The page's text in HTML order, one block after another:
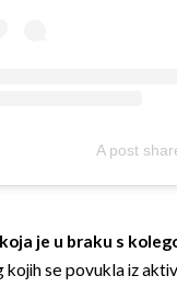
A post
je u braku s
kojih se povukla iz